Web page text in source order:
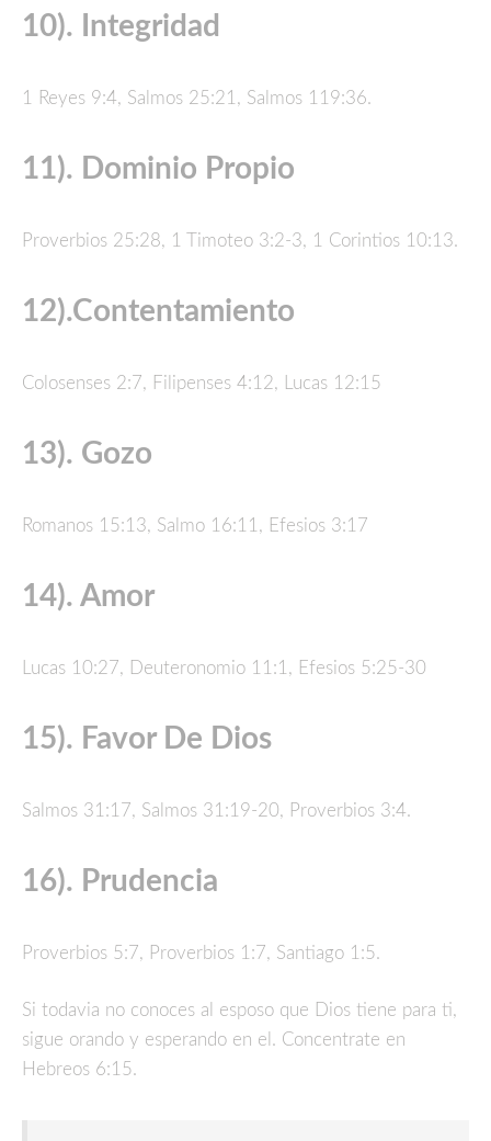
10). Integridad
1 Reyes 9:4, Salmos 25:21, Salmos 119:36.
11). Dominio Propio
Proverbios 25:28, 1 Timoteo 3:2-3, 1 Corintios 10:13.
12).Contentamiento
Colosenses 2:7, Filipenses 4:12, Lucas 12:15
13). Gozo
Romanos 15:13, Salmo 16:11, Efesios 3:17
14). Amor
Lucas 10:27, Deuteronomio 11:1, Efesios 5:25-30
15). Favor De Dios
Salmos 31:17, Salmos 31:19-20, Proverbios 3:4.
16). Prudencia
Proverbios 5:7, Proverbios 1:7, Santiago 1:5.
Si todavia no conoces al esposo que Dios tiene para ti,
sigue orando y esperando en el. Concentrate en
Hebreos 6:15.